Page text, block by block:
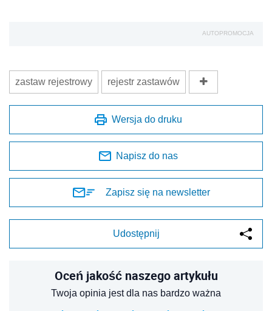
AUTOPROMOCJA
zastaw rejestrowy rejestr zastawów
Wersja do druku
Napisz do nas
Zapisz się na newsletter
Udostępnij
Oceń jakość naszego artykułu
Twoja opinia jest dla nas bardzo ważna